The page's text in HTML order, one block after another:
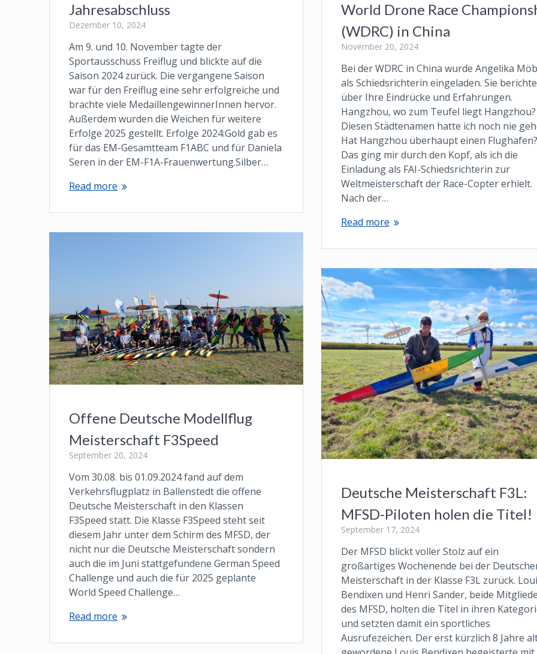
Jahresabschluss
Dezember 10, 2024
Am 9. und 10. November tagte der
Sportausschuss Freiflug und blickte auf die
Saison 2024 zurück. Die vergangene Saison
war für den Freiflug eine sehr erfolgreiche und
brachte viele MedaillengewinnerInnen hervor.
Außerdem wurden die Weichen für weitere
Erfolge 2025 gestellt. Erfolge 2024:Gold gab es
für das EM-Gesamtteam F1ABC und für Daniela
Seren in der EM-F1A-Frauenwertung.Silber…
Read more
World Drone Race
(WDRC) in China
November 20, 2024
Bei der WDRC in China wurde Angelika
als Schiedsrichterin eingeladen. Sie
über Ihre Eindrücke und Erfahrungen.
Hangzhou, wo zum Teufel liegt Hangzhou?
Diesen Städtenamen hatte ich noch nie
Hat Hangzhou überhaupt einen Flughafen?
Das ging mir durch den Kopf, als ich die
Einladung als FAI-Schiedsrichterin zur
Weltmeisterschaft der Race-Copter erhielt.
Nach der…
Read more
Offene Deutsche Modellflug
Meisterschaft F3Speed
September 20, 2024
Vom 30.08. bis 01.09.2024 fand auf dem
Verkehrsflugplatz in Ballenstedt die offene
Deutsche Meisterschaft in den Klassen
F3Speed statt. Die Klasse F3Speed steht seit
diesem Jahr unter dem Schirm des MFSD, der
nicht nur die Deutsche Meisterschaft sondern
auch die im Juni stattgefundene German Speed
Challenge und auch die für 2025 geplante
World Speed Challenge…
Read more
Deutsche Meisterschaft F3L:
MFSD-Piloten holen die Titel!
September 17, 2024
Der MFSD blickt voller Stolz auf ein
großartiges Wochenende bei der
Meisterschaft in der Klasse F3L zurück.
Bendixen und Henri Sander, beide
des MFSD, holten die Titel in ihren
und setzten damit ein sportliches
Ausrufezeichen. Der erst kürzlich 8 Jahre